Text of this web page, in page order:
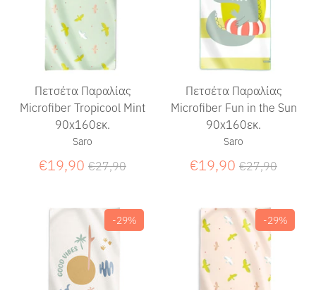
Πετσέτα Παραλίας
Microfiber Tropicool Mint
90x160εκ.
Saro
€19,90 Κανονική
€27,90
Πετσέτα Παραλίας
Microfiber Fun in the Sun
90x160εκ.
Saro
€19,90 Κανονική
€27,90
-29% -29%